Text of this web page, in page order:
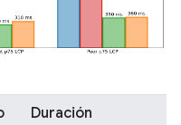
Duración